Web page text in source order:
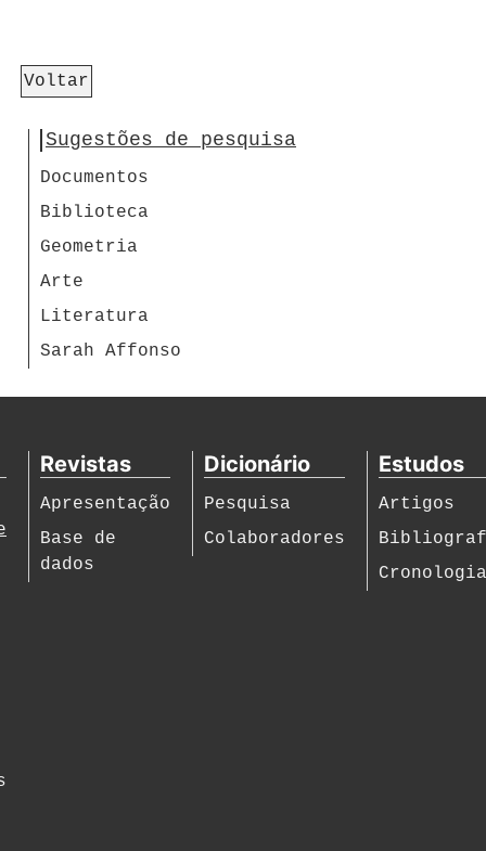
Voltar
Sugestões de pesquisa
Documentos
Biblioteca
Geometria
Arte
Literatura
Sarah Affonso
Revistas
Apresentação
Base de
dados
Dicionário
Pesquisa
Colaboradores
Estudos
Artigos